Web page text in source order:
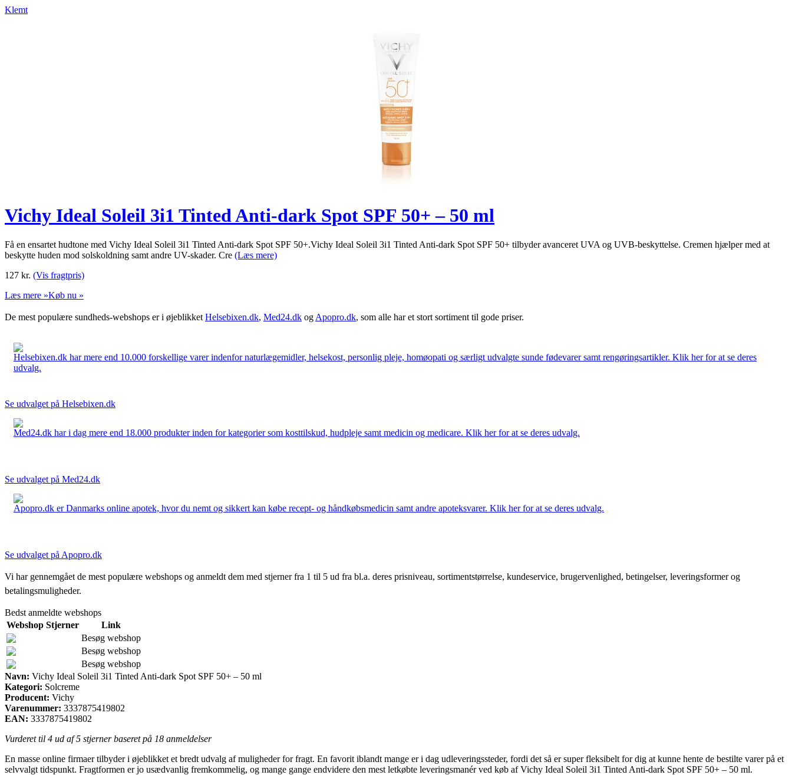
Klemt
Vichy Ideal Soleil 3i1 Tinted Anti-dark Spot SPF 50+ – 50 ml
Få en ensartet hudtone med Vichy Ideal Soleil 3i1 Tinted Anti-dark Spot SPF 50+.Vichy Ideal Soleil 3i1 Tinted Anti-dark Spot SPF 50+ tilbyder avanceret UVA og UVB-beskyttelse. Cremen hjælper med at
beskytte huden mod solskoldning samt andre UV-skader. Cre (Læs mere)
127 kr. (Vis fragtpris)
Læs mere »Køb nu »
De mest populære sundheds-webshops er i øjeblikket Helsebixen.dk, Med24.dk og Apopro.dk, som alle har et stort sortiment til gode priser.
Helsebixen.dk har mere end 10.000 forskellige varer indenfor naturlægemidler, helsekost, personlig pleje, homøopati og særligt udvalgte sunde fødevarer samt rengøringsartikler. Klik her for at se deres
udvalg.
Se udvalget på Helsebixen.dk
Med24.dk har i dag mere end 18.000 produkter inden for kategorier som kosttilskud, hudpleje samt medicin og medicare. Klik her for at se deres udvalg.
Se udvalget på Med24.dk
Apopro.dk er Danmarks online apotek, hvor du nemt og sikkert kan købe recept- og håndkøbsmedicin samt andre apoteksvarer. Klik her for at se deres udvalg.
Se udvalget på Apopro.dk
Vi har gennemgået de mest populære webshops og anmeldt dem med stjerner fra 1 til 5 ud fra bl.a. deres prisniveau, sortimentstørrelse, kundeservice, brugervenlighed, betingelser, leveringsformer og
betalingsmuligheder.
Bedst anmeldte webshops
Webshop Stjerner
Link
Besøg webshop
Besøg webshop
Besøg webshop
Navn: Vichy Ideal Soleil 3i1 Tinted Anti-dark Spot SPF 50+ – 50 ml
Kategori: Solcreme
Producent: Vichy
Varenummer: 3337875419802
EAN: 3337875419802
Vurderet til 4 ud af 5 stjerner baseret på 18 anmeldelser
En masse online firmaer tilbyder i øjeblikket et bredt udvalg af muligheder for fragt. En favorit iblandt mange er i dag udleveringssteder, fordi det så er super fleksibelt for dig at kunne hente de bestilte varer på et
selvvalgt tidspunkt. Fragtformen er jo usædvanlig fremkommelig, og mange gange endvidere den mest letkøbte leveringsmanér ved køb af Vichy Ideal Soleil 3i1 Tinted Anti-dark Spot SPF 50+ – 50 ml.